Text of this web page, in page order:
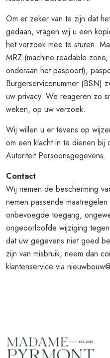
Om er zeker van te zijn dat
gedaan, vragen wij u een
het verzoek mee te sturen.
MRZ (machine readable
onderaan het paspoort),
Burgerservicenummer (BSN)
uw privacy. We reageren zo
weken, op uw verzoek.
Wij willen u er tevens op
om een klacht in te dienen bij
Autoriteit Persoonsgegevens.
Contact
Wij nemen de bescherming
nemen passende
onbevoegde toegang,
ongeoorloofde wijziging
dat uw gegevens niet goed
zijn van misbruik, neem dan
klantenservice via